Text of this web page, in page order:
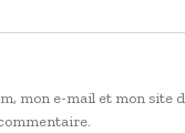
mon e-mail et mon site